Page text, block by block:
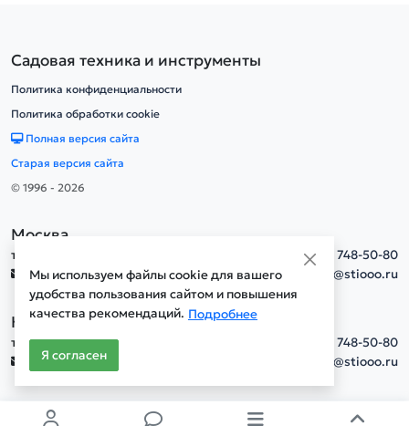
Мы используем файлы cookie для вашего
удобства пользования сайтом и повышения
качества рекомендаций. Подробнее
Я согласен
Садовая техника и инструменты
Политика конфиденциальности
Политика обработки cookie
Полная версия сайта
Старая версия сайта
© 1996 - 2026
Москва
тел.
+7(495) 748-50-80
info@stiooo.ru
Новосибирск
тел.
+7(495) 748-50-80
info@stiooo.ru